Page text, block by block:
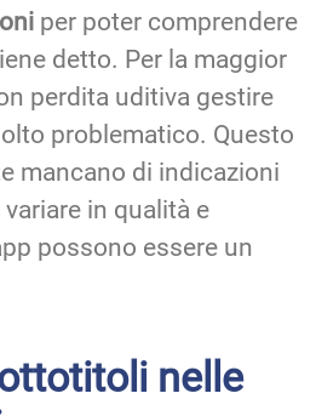
per poter comprendere
detto. Per la maggior
perdita uditiva gestire
problematico. Questo
mancano di indicazioni
in qualità e
possono essere un
nelle